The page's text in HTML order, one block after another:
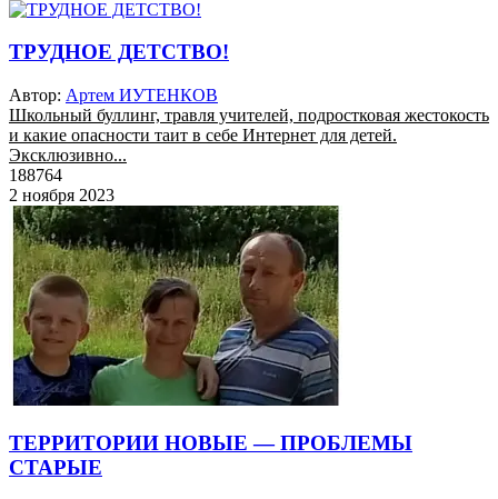
ТРУДНОЕ ДЕТСТВО!
Автор: Артем ИУТЕНКОВ
Школьный буллинг, травля учителей, подростковая жестокость
и какие опасности таит в себе Интернет для детей.
Эксклюзивно...
188764
2 ноября 2023
ТЕРРИТОРИИ НОВЫЕ — ПРОБЛЕМЫ
СТАРЫЕ